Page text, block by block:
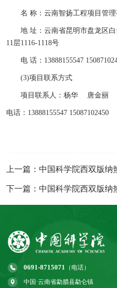
名 称：云南智扬工程项目管理
地 址： 云南省昆明市盘龙区白
11层1116-1118号
电 话： 13888155547
(3)项目联系方式
项目联系人：杨华 唐金丽
电话： 13888155547 15087102450
0691-8715071 （电话）
中国·云南省勐腊县勐仑镇